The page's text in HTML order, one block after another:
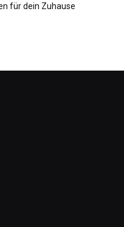
für dein Zuhause